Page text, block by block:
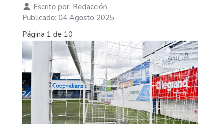
Escrito por: Redacción
Publicado: 04 Agosto 2025
Página 1 de 10